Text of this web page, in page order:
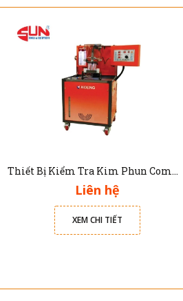
Thiết Bị Kiểm Tra Kim Phun Common Rail Diesel CRDI-100
Liên hệ
XEM CHI TIẾT